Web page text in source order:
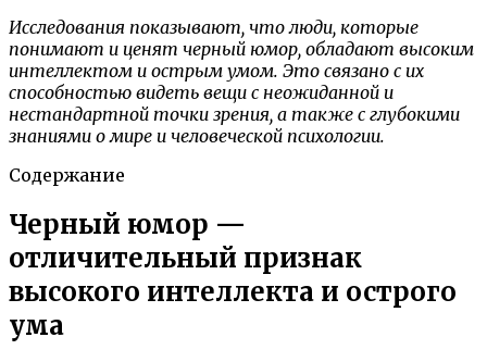
Исследования показывают, что люди, которые
понимают и ценят черный юмор, обладают высоким
интеллектом и острым умом. Это связано с их
способностью видеть вещи с неожиданной и
нестандартной точки зрения, а также с глубокими
знаниями о мире и человеческой психологии.
Содержание
Черный юмор —
отличительный признак
высокого интеллекта и острого
ума